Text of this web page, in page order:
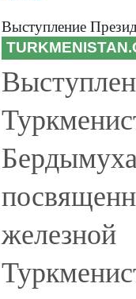
Выступление Президента Туркменистана